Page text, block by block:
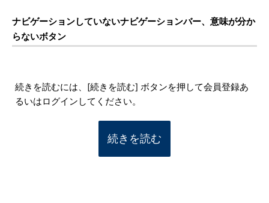
ナビゲーションしていないナビゲーションバー、意味が分か
らないボタン
続きを読むには、[続きを読む] ボタンを押して会員登録あ
るいはログインしてください。
続きを読む